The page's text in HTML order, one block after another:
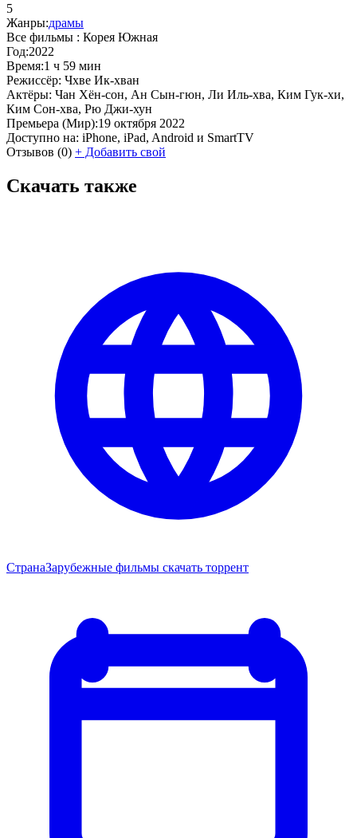
5
Жанры:драмы
Все фильмы : Корея Южная
Год:2022
Время:1 ч 59 мин
Режиссёр: Чхве Ик-хван
Актёры: Чан Хён-сон, Ан Сын-гюн, Ли Иль-хва, Ким Гук-хи,
Ким Сон-хва, Рю Джи-хун
Премьера (Мир):19 октября 2022
Доступно на: iPhone, iPad, Android и SmartTV
Отзывов (0) + Добавить свой
Скачать также
СтранаЗарубежные фильмы скачать торрент